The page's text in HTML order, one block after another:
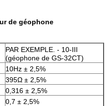
de géophone
PAR EXEMPLE. - 10-III
(géophone de GS-32CT)
10Hz ± 2,5%
395Ω ± 2,5%
0,316 ± 2,5%
0,7 ± 2,5%